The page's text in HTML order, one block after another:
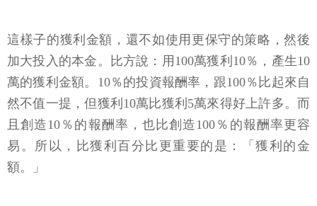
這樣子的獲利金額，還不如使用更保守的策略，然後
加大投入的本金。比方說：用100萬獲利10％，產生10
萬的獲利金額。10％的投資報酬率，跟100％比起來自
然不值一提，但獲利10萬比獲利5萬來得好上許多。而
且創造10％的報酬率，也比創造100％的報酬率更容
易。所以，比獲利百分比更重要的是：「獲利的金
額。」